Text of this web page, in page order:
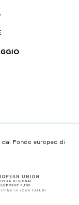
Fondo europeo di
to
website